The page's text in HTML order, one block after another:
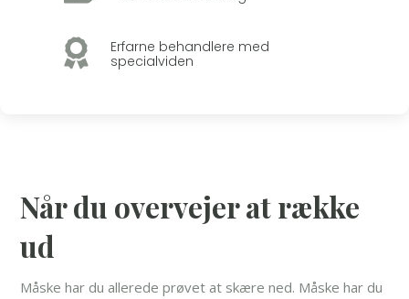

Erfarne behandlere med
specialviden
Når du overvejer at række
ud
Måske har du allerede prøvet at skære ned. Måske har du